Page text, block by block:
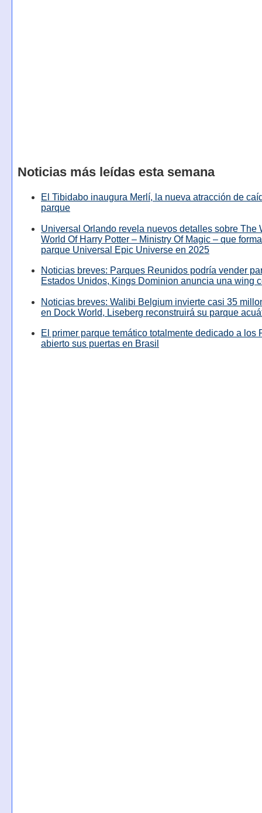
Noticias más leídas esta semana
El Tibidabo inaugura Merlí, la nueva atracción de
parque
Universal Orlando revela nuevos detalles sobre The
World Of Harry Potter – Ministry Of Magic – que
parque Universal Epic Universe en 2025
Noticias breves: Parques Reunidos podría vender
Estados Unidos, Kings Dominion anuncia una wing
Noticias breves: Walibi Belgium invierte casi 35
en Dock World, Liseberg reconstruirá su parque
El primer parque temático totalmente dedicado a los
abierto sus puertas en Brasil